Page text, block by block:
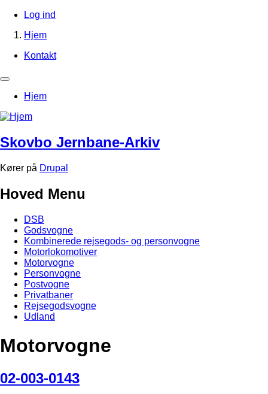
hovedindhold
Brugerkontomenu
Log ind
Brødkrumme
Hjem
Kontakt
Primær
navigation
Hjem
Skovbo Jernbane-Arkiv
Kører på Drupal
Hoved Menu
DSB
Godsvogne
Kombinerede rejsegods- og personvogne
Motorlokomotiver
Motorvogne
Personvogne
Postvogne
Privatbaner
Rejsegodsvogne
Udland
Motorvogne
02-003-0143